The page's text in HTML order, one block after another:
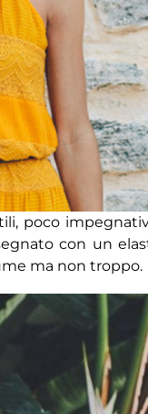
poco
con un
ma non troppo.